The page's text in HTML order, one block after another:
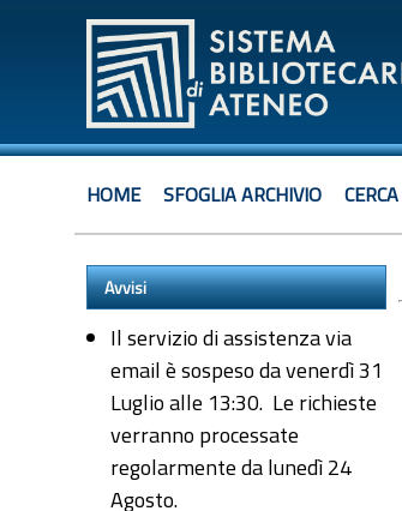
HOME SFOGLIA ARCHIVIO CERCA
Avvisi
Il servizio di assistenza via
email è sospeso da venerdì 31
Luglio alle 13:30. Le richieste
verranno processate
regolarmente da lunedì 24
Agosto.